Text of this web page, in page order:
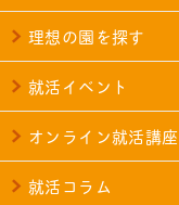
理想の園を探す
就活イベント
オンライン就活講座
就活コラム